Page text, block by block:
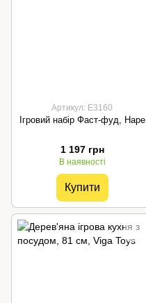
Артикул: E3160
Ігровий набір Фаст-фуд, Hape
1 197 грн
В наявності
Купити